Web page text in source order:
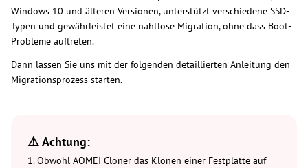
Windows 10 und älteren Versionen, unterstützt verschiedene SSD-
Typen und gewährleistet eine nahtlose Migration, ohne dass Boot-
Probleme auftreten.
Dann lassen Sie uns mit der folgenden detaillierten Anleitung den
Migrationsprozess starten.
⚠️ Achtung:
1. Obwohl AOMEI Cloner das Klonen einer Festplatte auf